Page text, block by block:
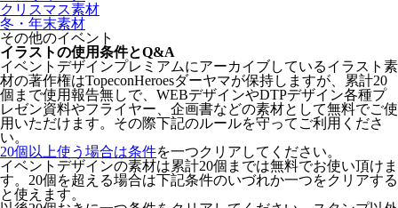
クリスマス素材
冬・年末素材
その他のイベント
イラストの使用条件とQ&A
イベントデザインプレミアムにアーカイブしているイラスト素
材の著作権はTopeconHeroesダーヤマが保持しますが、累計20
個まで使用報告無しで、WEBデザインやDTPデザイン各種プ
レゼン資料やフライヤー、企画書などの素材として無料でご使
用いただけます。その際下記のルールを守ってご利用くださ
い。
20個以上使う場合は条件を一つクリアしてください。
イベントデザインの素材は累計20個までは無料でお使い頂けま
す。20個を超える場合は下記条件のいづれか一つをクリアする
と使えます。